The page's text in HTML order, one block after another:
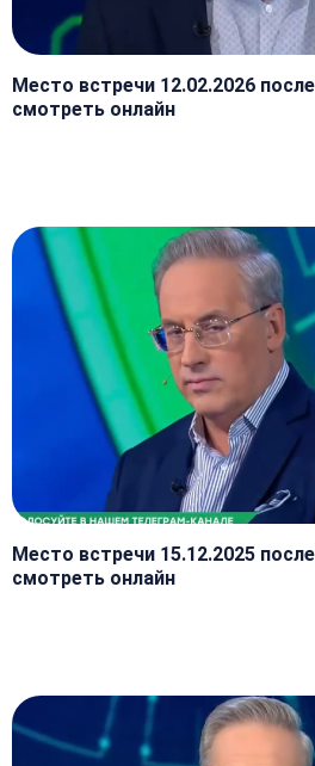
Место встречи 12.02.2026
смотреть онлайн
Место встречи 15.12.2025
смотреть онлайн